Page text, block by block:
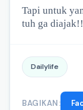
Tapi untuk
tuh ga
Dailylife
BAGIKAN: